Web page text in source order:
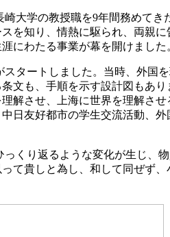
大学の教授職を9年間務めて
知り、情熱に駆られ、両親
にわたる事業が幕を開けました
タートしました。当時、外国
文も、手順を示す設計図もあ
させ、上海に世界を理解さ
日友好都市の学生交流活動、
くり返るような変化が生じ、
て貴しと為し、和して同ぜず